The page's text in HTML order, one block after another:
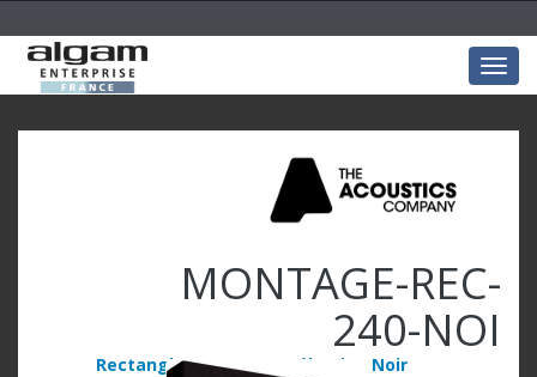
MONTAGE-REC-
240-NOI
Rectangle 240x120x5 mélamine Noir